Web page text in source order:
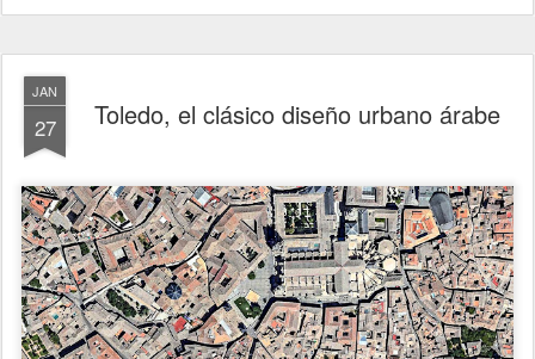
JAN
27 Toledo, el clásico diseño urbano árabe